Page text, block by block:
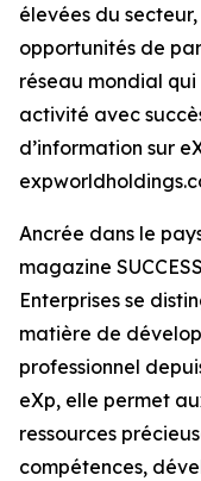
élevées du
opportunités de
réseau mondial
activité avec
d’information sur
Ancrée dans le
magazine
Enterprises se
matière de
professionnel
eXp, elle permet
ressources
compétences,